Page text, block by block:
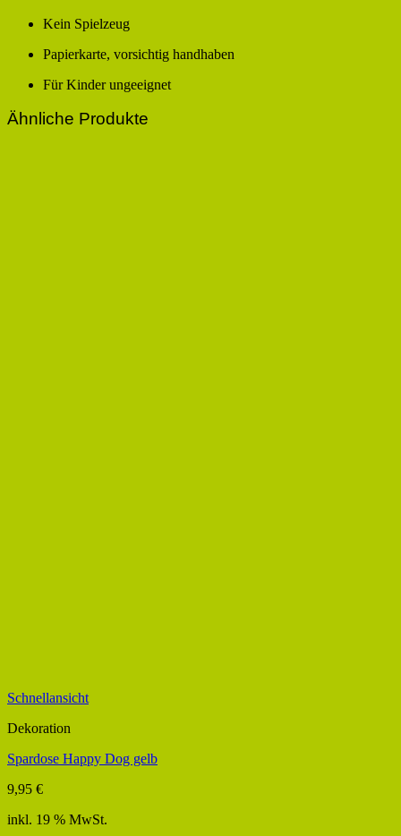
Kein Spielzeug
Papierkarte, vorsichtig handhaben
Für Kinder ungeeignet
Ähnliche Produkte
Schnellansicht
Dekoration
Spardose Happy Dog gelb
9,95 €
inkl. 19 % MwSt.